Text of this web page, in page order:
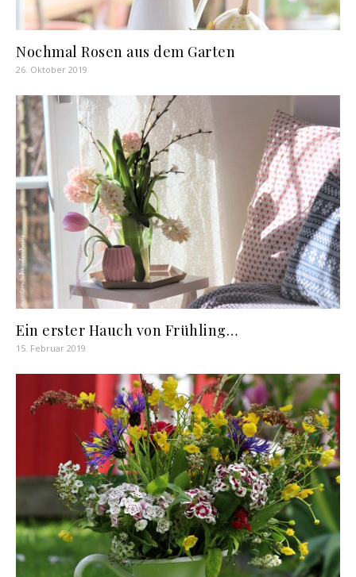
Nochmal Rosen aus dem Garten
26. Oktober 2019
Ein erster Hauch von Frühling…
15. Februar 2019